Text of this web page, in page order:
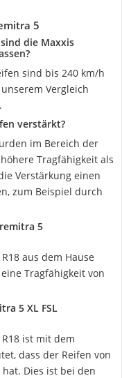
5
die Maxxis
sind bis 240 km/h
Vergleich
verstärkt?
im Bereich der
Tragfähigkeit als
Verstärkung einen
zum Beispiel durch
5
aus dem Hause
Tragfähigkeit von
5 XL FSL
ist mit dem
dass der Reifen von
Dies ist bei den